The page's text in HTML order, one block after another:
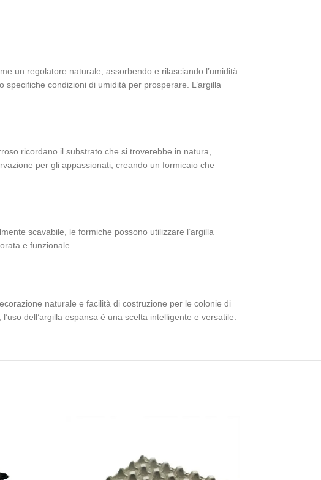
un regolatore naturale, assorbendo e rilasciando l’umidità
condizioni di umidità per prosperare. L’argilla
ricordano il substrato che si troverebbe in natura,
per gli appassionati, creando un formicaio che
scavabile, le formiche possono utilizzare l’argilla
e funzionale.
naturale e facilità di costruzione per le colonie di
dell’argilla espansa è una scelta intelligente e versatile.